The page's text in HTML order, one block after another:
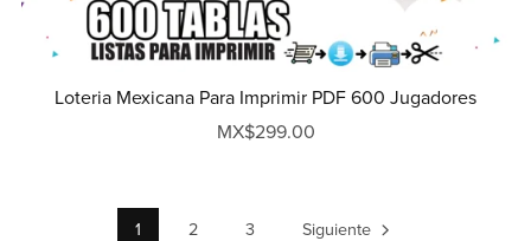
Loteria Mexicana Para Imprimir PDF 600 Jugadores
MX$299.00
1 2 3 Siguiente